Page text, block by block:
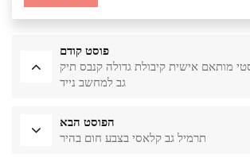
פוסט קודם
מותאם אישית קיבולת גדולה קנבס תיק
גב למחשב נייד
הפוסט הבא
תרמיל גב קלאסי בצבע חום בהיר